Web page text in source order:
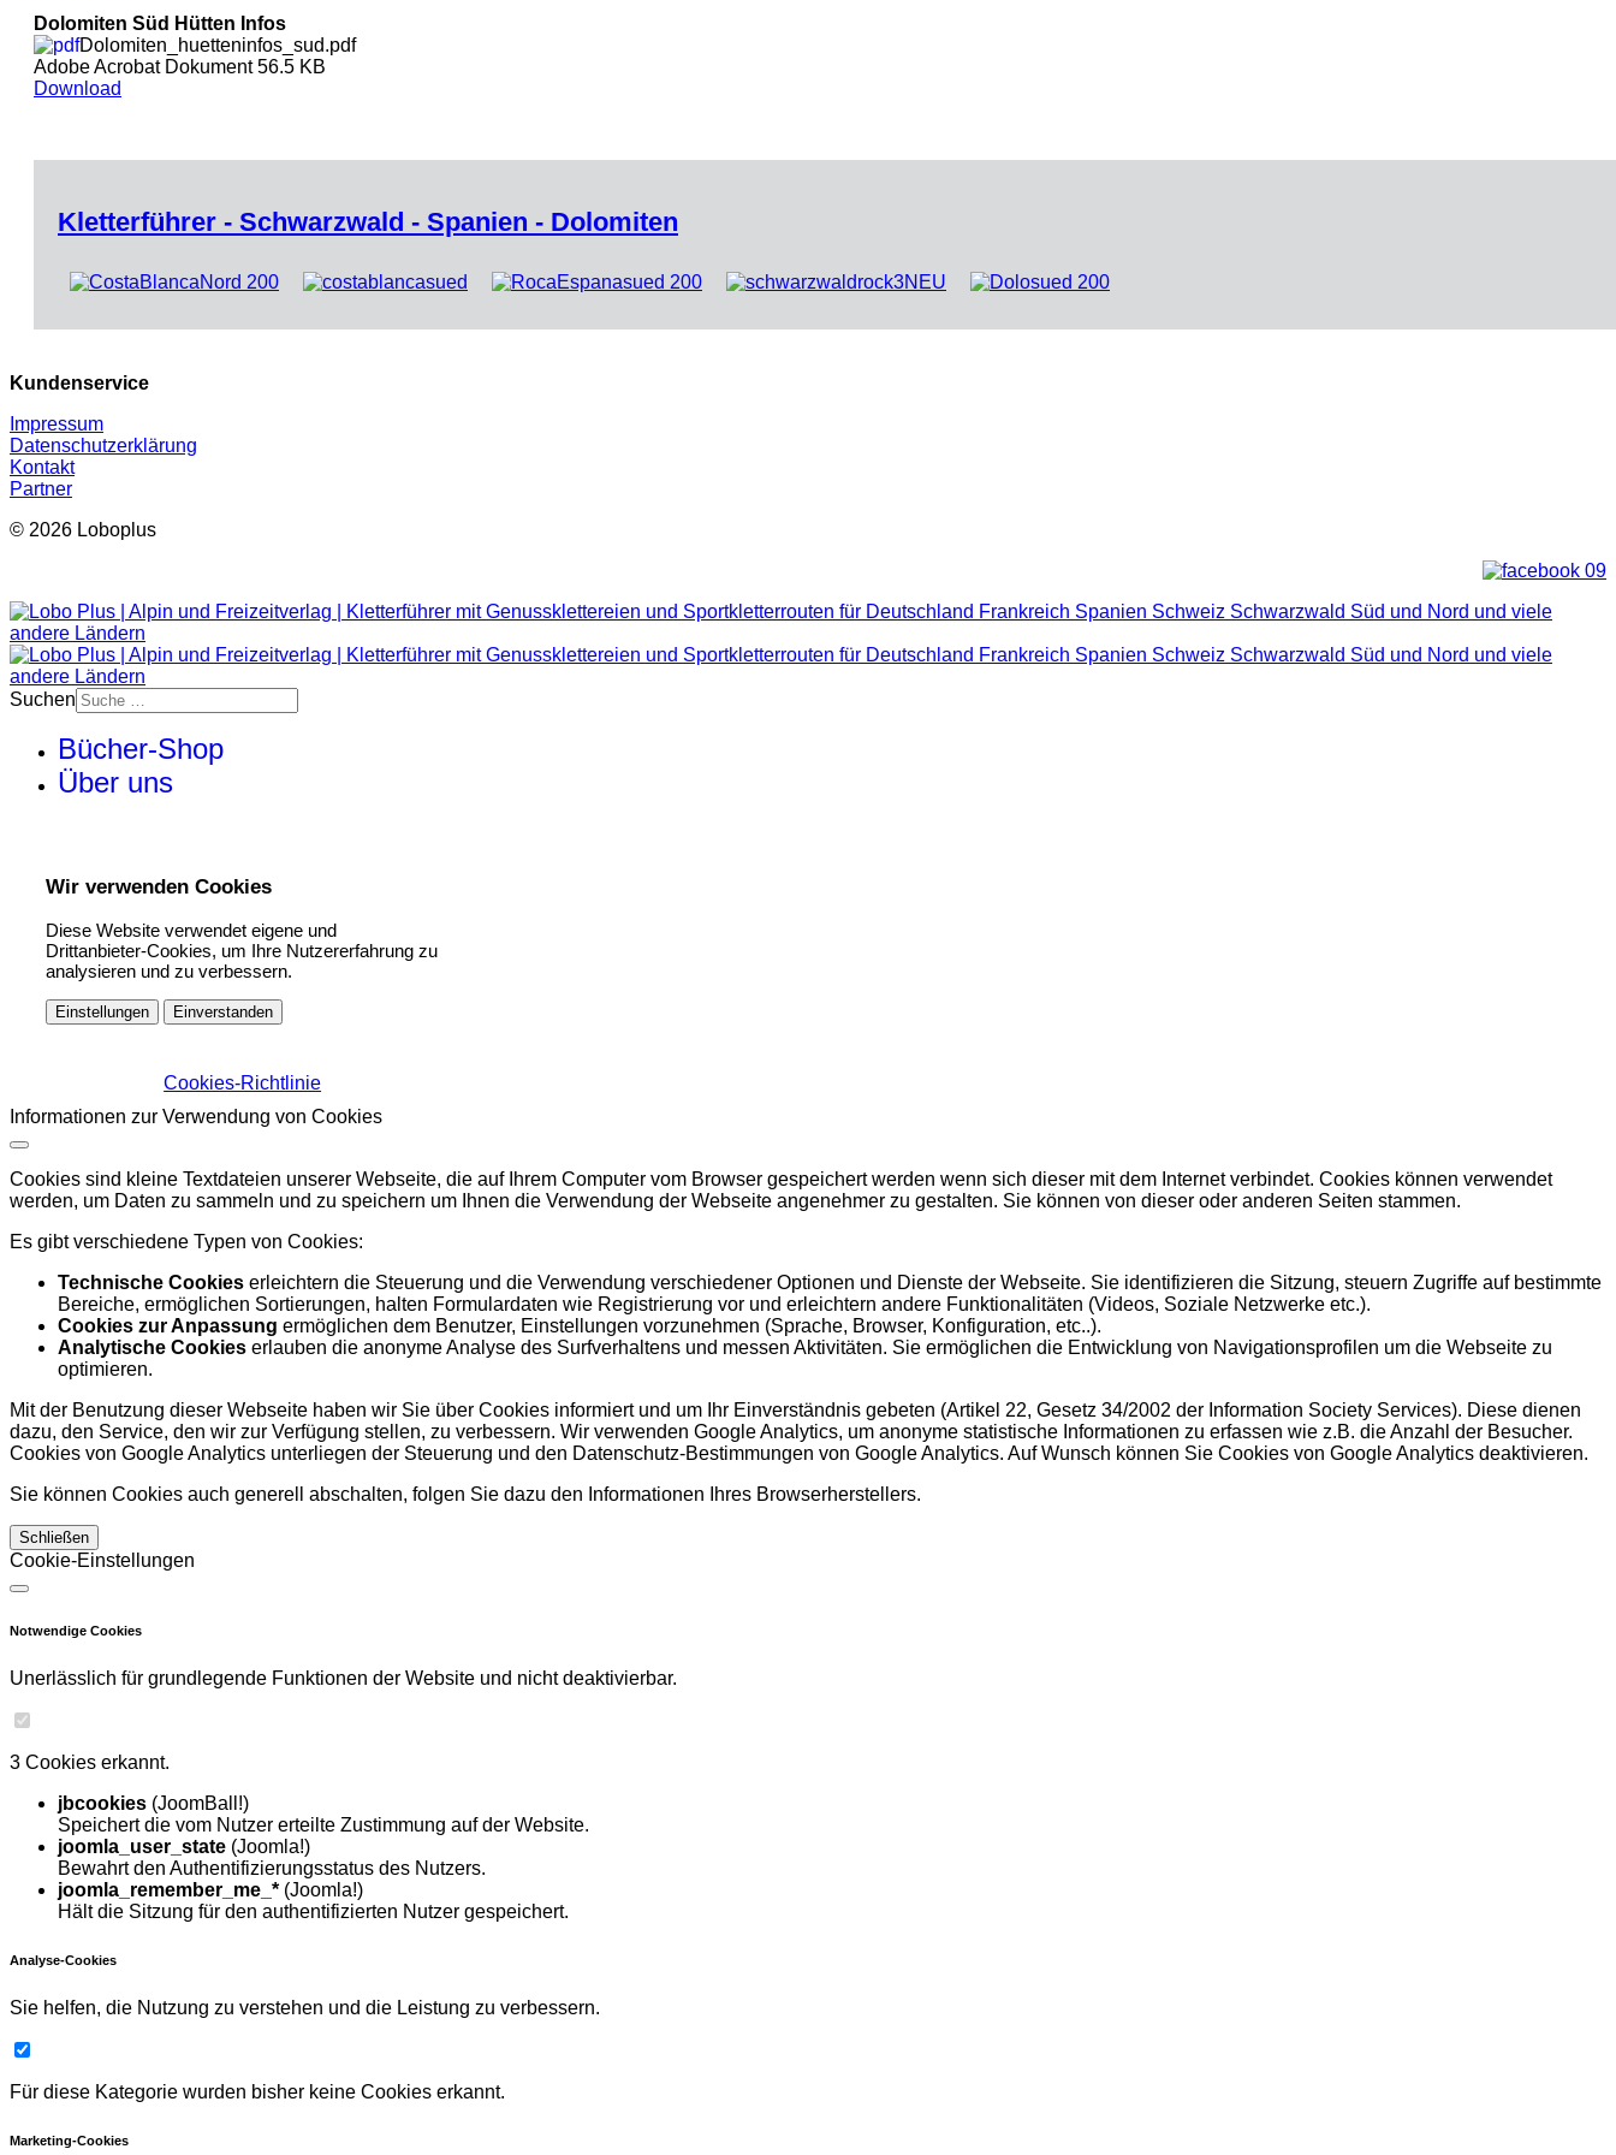
Dolomiten Süd Hütten Infos
Dolomiten_huetteninfos_sud.pdf
Adobe Acrobat Dokument 56.5 KB
Download
Kletterführer - Schwarzwald - Spanien - Dolomiten
Kundenservice
Impressum
Datenschutzerklärung
Kontakt
Partner
© 2026 Loboplus
Suchen
Bücher-Shop
Über uns
Wir verwenden Cookies
Diese Website verwendet eigene und
Drittanbieter-Cookies, um Ihre Nutzererfahrung zu
analysieren und zu verbessern.
Einstellungen Einverstanden
Cookies-Richtlinie
Informationen zur Verwendung von Cookies
Cookies sind kleine Textdateien unserer Webseite, die auf Ihrem Computer vom Browser gespeichert werden wenn sich dieser mit dem Internet verbindet. Cookies können verwendet
werden, um Daten zu sammeln und zu speichern um Ihnen die Verwendung der Webseite angenehmer zu gestalten. Sie können von dieser oder anderen Seiten stammen.
Es gibt verschiedene Typen von Cookies:
Technische Cookies erleichtern die Steuerung und die Verwendung verschiedener Optionen und Dienste der Webseite. Sie identifizieren die Sitzung, steuern Zugriffe auf bestimmte
Bereiche, ermöglichen Sortierungen, halten Formulardaten wie Registrierung vor und erleichtern andere Funktionalitäten (Videos, Soziale Netzwerke etc.).
Cookies zur Anpassung ermöglichen dem Benutzer, Einstellungen vorzunehmen (Sprache, Browser, Konfiguration, etc..).
Analytische Cookies erlauben die anonyme Analyse des Surfverhaltens und messen Aktivitäten. Sie ermöglichen die Entwicklung von Navigationsprofilen um die Webseite zu
optimieren.
Mit der Benutzung dieser Webseite haben wir Sie über Cookies informiert und um Ihr Einverständnis gebeten (Artikel 22, Gesetz 34/2002 der Information Society Services). Diese dienen
dazu, den Service, den wir zur Verfügung stellen, zu verbessern. Wir verwenden Google Analytics, um anonyme statistische Informationen zu erfassen wie z.B. die Anzahl der Besucher.
Cookies von Google Analytics unterliegen der Steuerung und den Datenschutz-Bestimmungen von Google Analytics. Auf Wunsch können Sie Cookies von Google Analytics deaktivieren.
Sie können Cookies auch generell abschalten, folgen Sie dazu den Informationen Ihres Browserherstellers.
Schließen
Cookie-Einstellungen
Notwendige Cookies
Unerlässlich für grundlegende Funktionen der Website und nicht deaktivierbar.
3 Cookies erkannt.
jbcookies (JoomBall!)
Speichert die vom Nutzer erteilte Zustimmung auf der Website.
joomla_user_state (Joomla!)
Bewahrt den Authentifizierungsstatus des Nutzers.
joomla_remember_me_* (Joomla!)
Hält die Sitzung für den authentifizierten Nutzer gespeichert.
Analyse-Cookies
Sie helfen, die Nutzung zu verstehen und die Leistung zu verbessern.
Für diese Kategorie wurden bisher keine Cookies erkannt.
Marketing-Cookies